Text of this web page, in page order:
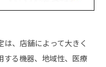
、店舗によって大きく
する機器、地域性、医療